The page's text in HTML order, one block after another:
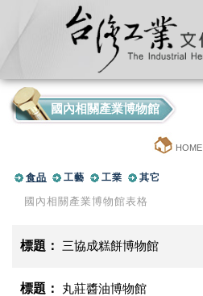
國內相關產業博物館
HOME
食品 工藝 工業 其它
國內相關產業博物館表格
三協成糕餅博物館
丸莊醬油博物館